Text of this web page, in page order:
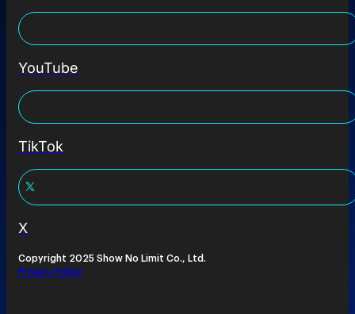
YouTube
TikTok
X
Copyright 2025 Show No Limit Co., Ltd.
Privacy Policy